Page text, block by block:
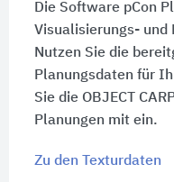
Die Software pCon
Visualisierungs- und
Nutzen Sie die
Planungsdaten für
Sie die OBJECT
Planungen mit ein.
Zu den Texturdaten